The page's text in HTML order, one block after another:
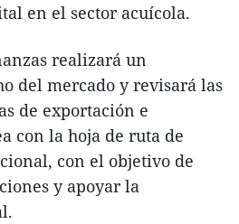
en el sector acuícola.
realizará un
del mercado y revisará las
de exportación e
con la hoja de ruta de
con el objetivo de
y apoyar la